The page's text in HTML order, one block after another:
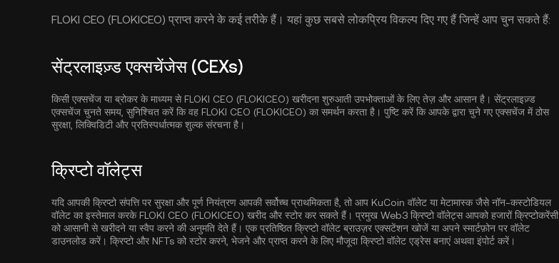
FLOKI CEO (FLOKICEO) प्राप्त करने के कई तरीके हैं। यहां कुछ सबसे लोकप्रिय विकल्प दिए गए हैं जिन्हें आप चुन सकते हैं:
सेंट्रलाइज़्ड एक्सचेंजेस (CEXs)
किसी एक्सचेंज या ब्रोकर के माध्यम से FLOKI CEO (FLOKICEO) खरीदना शुरुआती उपभोक्ताओं के लिए तेज़ और आसान है। सेंट्रलाइज़्ड
एक्सचेंज चुनते समय, सुनिश्चित करें कि वह FLOKI CEO (FLOKICEO) का समर्थन करता है। पुष्टि करें कि आपके द्वारा चुने गए एक्सचेंज में ठोस
सुरक्षा, लिक्विडिटी और प्रतिस्पर्धात्मक शुल्क संरचना है।
क्रिप्टो वॉलेट्स
यदि आपकी क्रिप्टो संपत्ति पर सुरक्षा और पूर्ण नियंत्रण आपकी सर्वोच्च प्राथमिकता है, तो आप KuCoin वॉलेट या मेटामास्क जैसे नॉन-कस्टोडियल
वॉलेट का इस्तेमाल करके FLOKI CEO (FLOKICEO) खरीद और स्टोर कर सकते हैं। प्रमुख Web3 क्रिप्टो वॉलेट्स आपको हजारों क्रिप्टोकरेंसी
को आसानी से खरीदने या स्वैप करने की अनुमति देते हैं। एक प्रतिष्ठित क्रिप्टो वॉलेट ब्राउज़र एक्सटेंशन खोजें या अपने स्मार्टफ़ोन पर वॉलेट
डाउनलोड करें। क्रिप्टो और NFTs को स्टोर करने, भेजने और प्राप्त करने के लिए मौजूदा क्रिप्टो वॉलेट एड्रेस बनाएं अथवा इंपोर्ट करें।